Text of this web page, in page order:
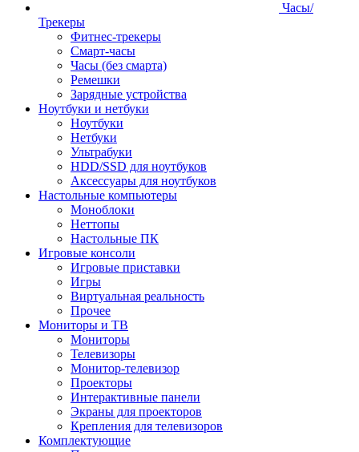
Часы/
Трекеры
Фитнес-трекеры
Смарт-часы
Часы (без смарта)
Ремешки
Зарядные устройства
Ноутбуки и нетбуки
Ноутбуки
Нетбуки
Ультрабуки
HDD/SSD для ноутбуков
Аксессуары для ноутбуков
Настольные компьютеры
Моноблоки
Неттопы
Настольные ПК
Игровые консоли
Игровые приставки
Игры
Виртуальная реальность
Прочее
Мониторы и ТВ
Мониторы
Телевизоры
Монитор-телевизор
Проекторы
Интерактивные панели
Экраны для проекторов
Крепления для телевизоров
Комплектующие